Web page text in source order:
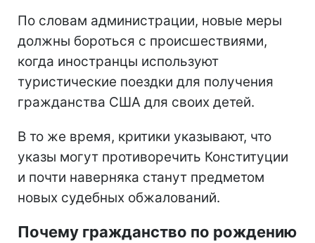
По словам администрации, новые меры
должны бороться с происшествиями,
когда иностранцы используют
туристические поездки для получения
гражданства США для своих детей.
В то же время, критики указывают, что
указы могут противоречить Конституции
и почти наверняка станут предметом
новых судебных обжалований.
Почему гражданство по рождению